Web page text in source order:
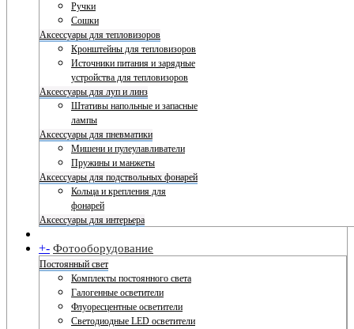
Ручки
Сошки
Аксессуары для тепловизоров
Кронштейны для тепловизоров
Источники питания и зарядные
устройства для тепловизоров
Аксессуары для луп и линз
Штативы напольные и запасные
лампы
Аксессуары для пневматики
Мишени и пулеулавливатели
Пружины и манжеты
Аксессуары для подствольных фонарей
Кольца и крепления для
фонарей
Аксессуары для интерьера
+- Фотооборудование
Постоянный свет
Комплекты постоянного света
Галогенные осветители
Флуоресцентные осветители
Светодиодные LED осветители